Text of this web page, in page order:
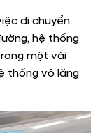
di chuyển
hệ thống
một vài
thống vô lăng